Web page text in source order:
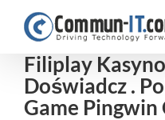
content
Filiplay
Doświadcz .
Game Pingwin